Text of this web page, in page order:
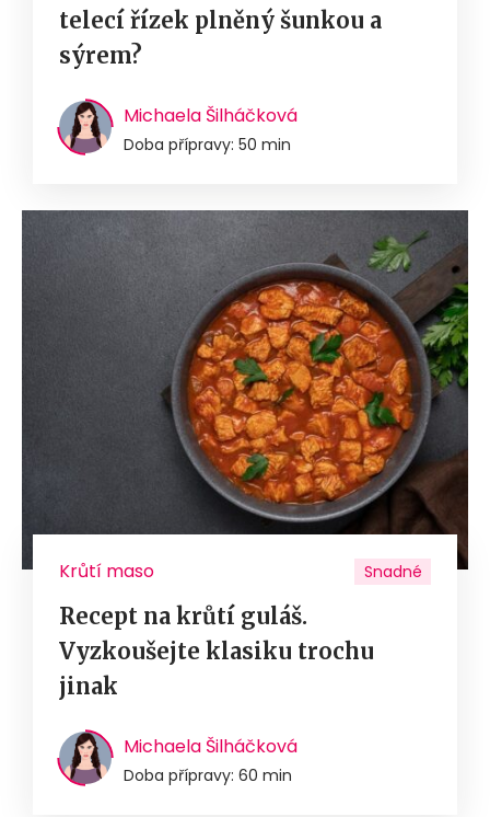
telecí řízek plněný šunkou a
sýrem?
Michaela Šilháčková
Doba přípravy: 50 min
Krůtí maso Snadné
Recept na krůtí guláš.
Vyzkoušejte klasiku trochu
jinak
Michaela Šilháčková
Doba přípravy: 60 min